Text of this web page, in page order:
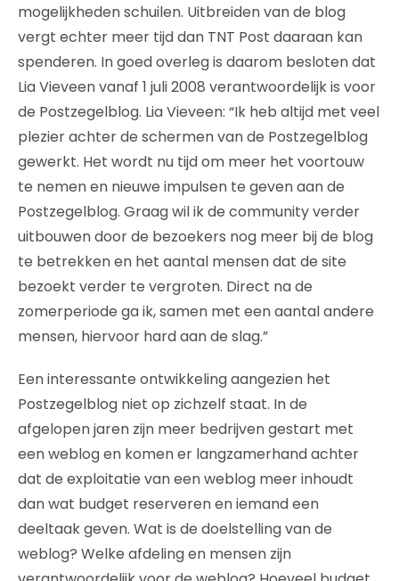
mogelijkheden schuilen. Uitbreiden van de blog
vergt echter meer tijd dan TNT Post daaraan kan
spenderen. In goed overleg is daarom besloten dat
Lia Vieveen vanaf 1 juli 2008 verantwoordelijk is voor
de Postzegelblog. Lia Vieveen: “Ik heb altijd met veel
plezier achter de schermen van de Postzegelblog
gewerkt. Het wordt nu tijd om meer het voortouw
te nemen en nieuwe impulsen te geven aan de
Postzegelblog. Graag wil ik de community verder
uitbouwen door de bezoekers nog meer bij de blog
te betrekken en het aantal mensen dat de site
bezoekt verder te vergroten. Direct na de
zomerperiode ga ik, samen met een aantal andere
mensen, hiervoor hard aan de slag.”
Een interessante ontwikkeling aangezien het
Postzegelblog niet op zichzelf staat. In de
afgelopen jaren zijn meer bedrijven gestart met
een weblog en komen er langzamerhand achter
dat de exploitatie van een weblog meer inhoudt
dan wat budget reserveren en iemand een
deeltaak geven. Wat is de doelstelling van de
weblog? Welke afdeling en mensen zijn